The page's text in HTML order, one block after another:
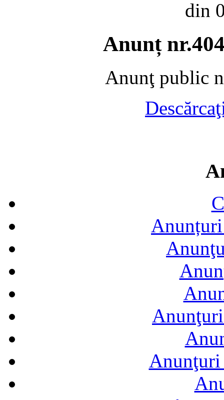
din
Anunț
Anunţ public